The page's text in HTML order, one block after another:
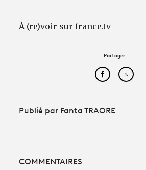
À (re)voir surfrance.tv
Partager
Partager
Publié par Fanta TRAORE
COMMENTAIRES